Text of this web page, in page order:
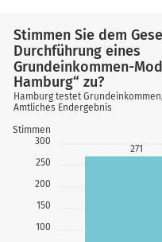
100
150
200
250
300
Stimmen
271
Stimmen Sie dem
Durchführung eines
Grundeinkommen-
Hamburg“ zu?
Hamburg testet
Amtliches Endergebnis